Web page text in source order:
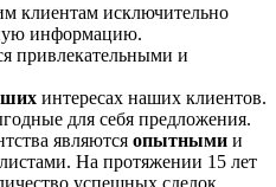
клиентам исключительно
информацию.
привлекательными и
интересах наших клиентов.
для себя предложения.
являются опытными и
На протяжении 15 лет
успешных сделок